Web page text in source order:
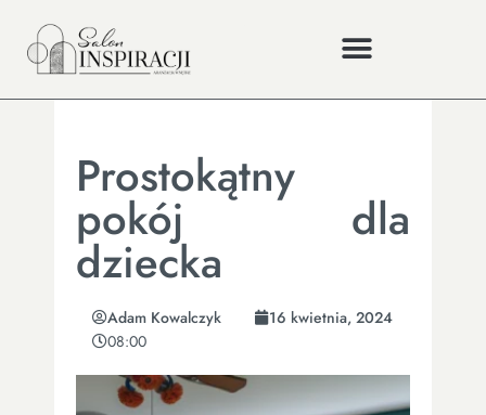
Prostokątny
pokój dla
dziecka
Adam Kowalczyk
16 kwietnia, 2024
08:00